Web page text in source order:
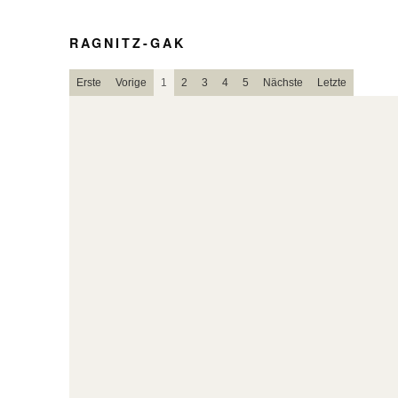
RAGNITZ-GAK
Erste Vorige 1 2 3 4 5 Nächste Letzte